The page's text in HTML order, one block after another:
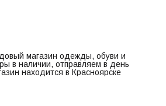
магазин одежды, обуви и
в наличии, отправляем в день
находится в Красноярске